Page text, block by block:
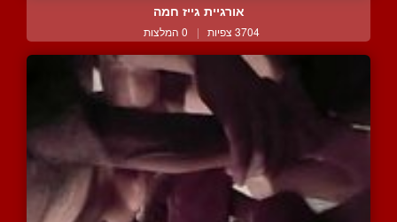
אורגיית גייז חמה
3704 צפיות | 0 המלצות